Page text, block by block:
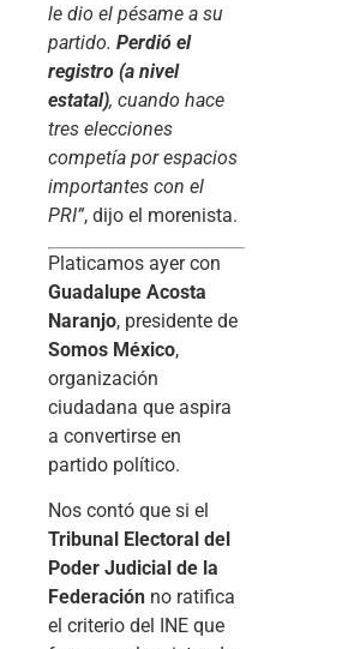
le dio el pésame a su
partido. Perdió el
registro (a nivel
estatal), cuando hace
tres elecciones
competía por espacios
importantes con el
PRI”, dijo el morenista.
Platicamos ayer con
Guadalupe Acosta
Naranjo, presidente de
Somos México,
organización
ciudadana que aspira
a convertirse en
partido político.
Nos contó que si el
Tribunal Electoral del
Poder Judicial de la
Federación no ratifica
el criterio del INE que